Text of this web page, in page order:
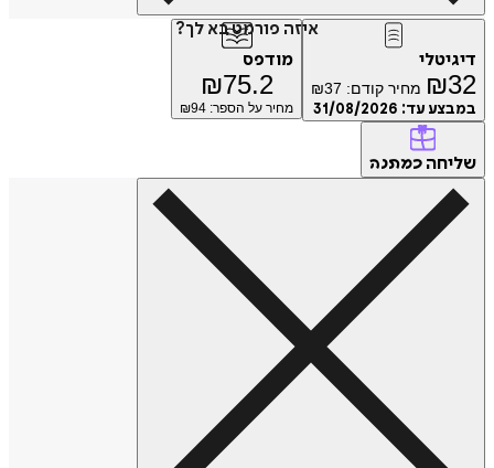
איזה פורמט בא לך?
דיגיטלי
₪32 מחיר קודם: ₪37
במבצע עד: 31/08/2026
מודפס
₪75.2
מחיר על הספר: ₪ 94
שליחה כמתנה